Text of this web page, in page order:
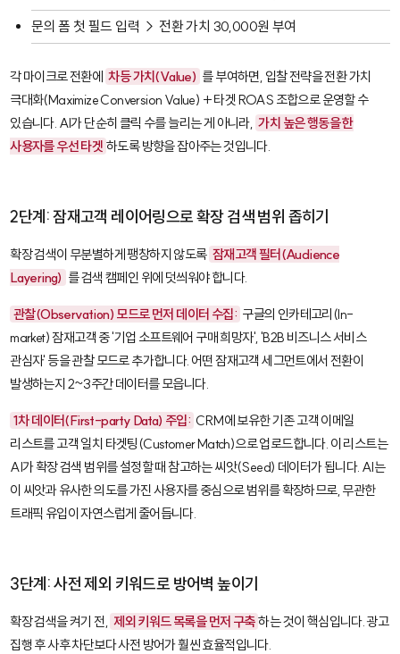
문의 폼 첫 필드 입력 → 전환 가치 30,000원 부여
각 마이크로 전환에 차등 가치(Value) 를 부여하면, 입찰 전략을전환 가치
극대화(Maximize Conversion Value) +타겟 ROAS 조합으로 운영할 수
있습니다. AI가 단순히 클릭 수를 늘리는 게 아니라, 가치 높은 행동을 한
사용자를 우선 타겟 하도록 방향을 잡아주는 것입니다.
2단계: 잠재고객 레이어링으로 확장 검색 범위 좁히기
확장 검색이 무분별하게 팽창하지 않도록 잠재고객 필터(Audience
Layering) 를 검색 캠페인 위에 덧씌워야 합니다.
관찰(Observation) 모드로 먼저 데이터 수집: 구글의 인카테고리(In-
market) 잠재고객 중 '기업 소프트웨어 구매 희망자', 'B2B 비즈니스 서비스
관심자' 등을 관찰 모드로 추가합니다. 어떤 잠재고객 세그먼트에서 전환이
발생하는지 2~3주간 데이터를 모읍니다.
1차 데이터(First-party Data) 주입: CRM에 보유한 기존 고객 이메일
리스트를고객 일치 타겟팅(Customer Match)으로 업로드합니다. 이 리스트는
AI가 확장 검색 범위를 설정할 때 참고하는 씨앗(Seed) 데이터가 됩니다. AI는
이 씨앗과 유사한 의도를 가진 사용자를 중심으로 범위를 확장하므로, 무관한
트래픽 유입이 자연스럽게 줄어듭니다.
3단계: 사전 제외 키워드로 방어벽 높이기
확장 검색을 켜기 전, 제외 키워드 목록을 먼저 구축하는 것이 핵심입니다. 광고
집행 후 사후 차단보다 사전 방어가 훨씬 효율적입니다.